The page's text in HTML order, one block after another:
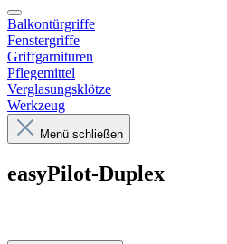
Balkontürgriffe
Fenstergriffe
Griffgarnituren
Pflegemittel
Verglasungsklötze
Werkzeug
Menü schließen
easyPilot-Duplex